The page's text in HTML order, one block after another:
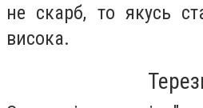
не скарб, то якусь
висока.